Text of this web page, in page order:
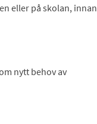
eller på skolan, innan
nytt behov av